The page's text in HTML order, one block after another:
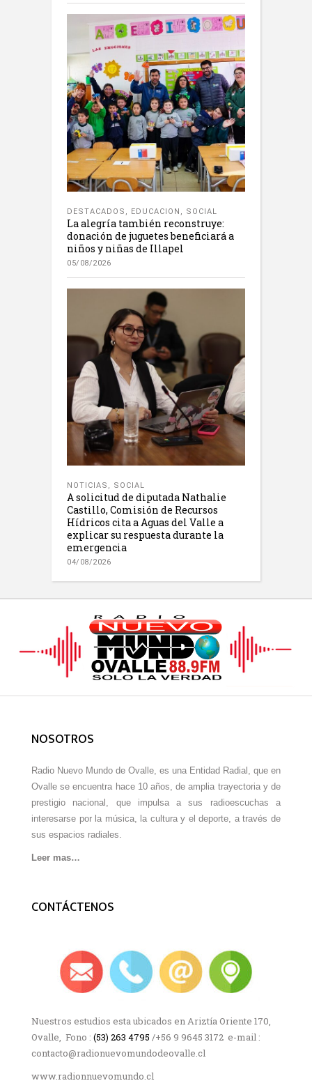
DESTACADOS , EDUCACION , SOCIAL
La alegría también reconstruye:
donación de juguetes beneficiará a
niños y niñas de Illapel
05/08/2026
NOTICIAS , SOCIAL
A solicitud de diputada Nathalie
Castillo, Comisión de Recursos
Hídricos cita a Aguas del Valle a
explicar su respuesta durante la
emergencia
04/08/2026
NOSOTROS
Radio Nuevo Mundo de Ovalle, es una Entidad Radial, que en
Ovalle se encuentra hace 10 años, de amplia trayectoria y de
prestigio nacional, que impulsa a sus radioescuchas a
interesarse por la música, la cultura y el deporte, a través de
sus espacios radiales.
Leer mas…
CONTÁCTENOS
Nuestros estudios esta ubicados en Ariztía Oriente 170,
Ovalle, Fono : (53) 263 4795 /+56 9 9645 3172 e-mail :
contacto@radionuevomundodeovalle.cl
www.radionnuevomundo.cl